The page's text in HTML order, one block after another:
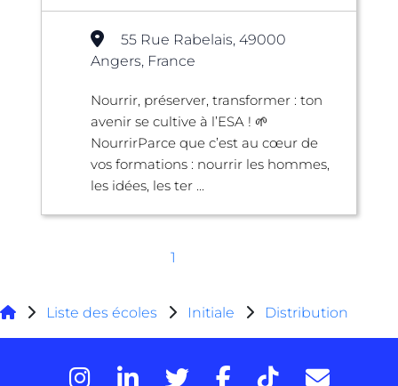
55 Rue Rabelais, 49000
Angers, France
Nourrir, préserver, transformer : ton
avenir se cultive à l’ESA ! 🌱
NourrirParce que c’est au cœur de
vos formations : nourrir les hommes,
les idées, les ter ...
1
Liste des écoles Initiale Distribution